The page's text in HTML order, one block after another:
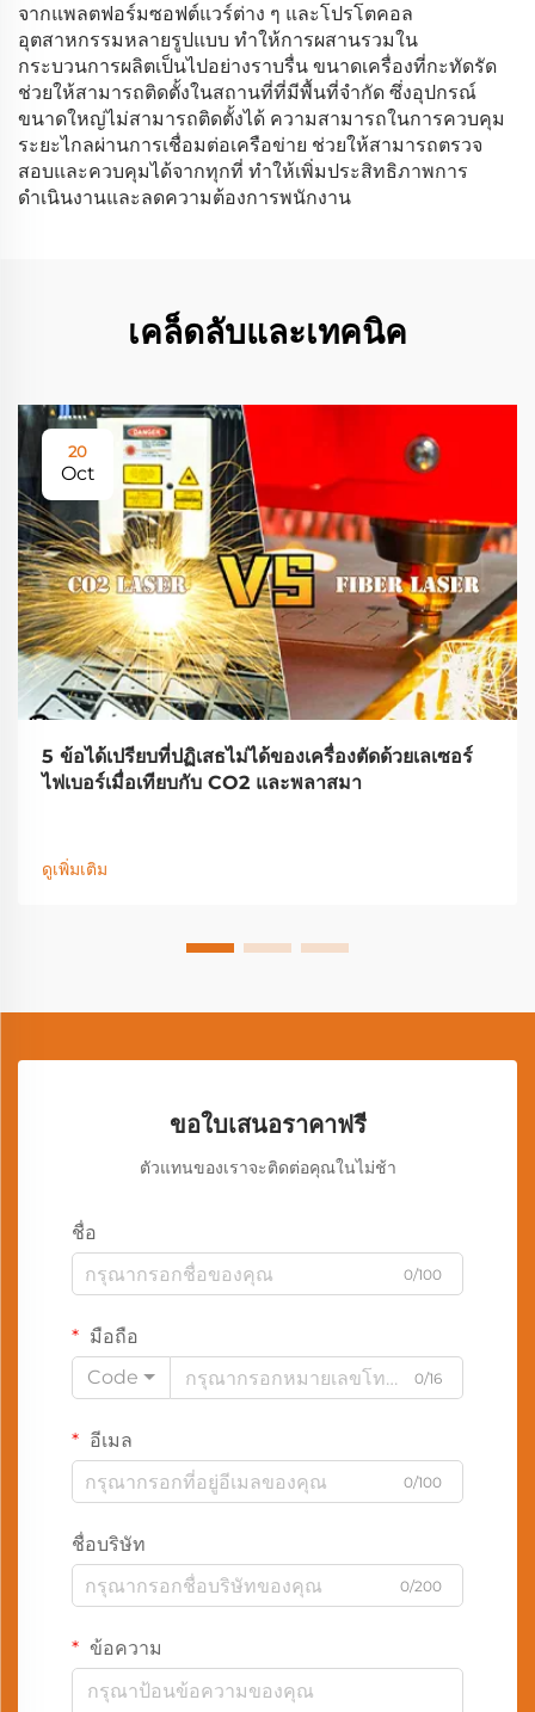
จากแพลตฟอร์มซอฟต์แวร์ต่าง ๆ และโปรโตคอล
อุตสาหกรรมหลายรูปแบบ ทำให้การผสานรวมใน
กระบวนการผลิตเป็นไปอย่างราบรื่น ขนาดเครื่องที่กะทัดรัด
ช่วยให้สามารถติดตั้งในสถานที่ที่มีพื้นที่จำกัด ซึ่งอุปกรณ์
ขนาดใหญ่ไม่สามารถติดตั้งได้ ความสามารถในการควบคุม
ระยะไกลผ่านการเชื่อมต่อเครือข่าย ช่วยให้สามารถตรวจ
สอบและควบคุมได้จากทุกที่ ทำให้เพิ่มประสิทธิภาพการ
ดำเนินงานและลดความต้องการพนักงาน
เคล็ดลับและเทคนิค
20
Oct
5 ข้อได้เปรียบที่ปฏิเสธไม่ได้ของเครื่องตัดด้วยเลเซอร์
ไฟเบอร์เมื่อเทียบกับ CO2 และพลาสมา
ดูเพิ่มเติม
ขอใบเสนอราคาฟรี
ตัวแทนของเราจะติดต่อคุณในไม่ช้า
ชื่อ
0/100
มือถือ
Code
0/16
อีเมล
0/100
ชื่อบริษัท
0/200
ข้อความ